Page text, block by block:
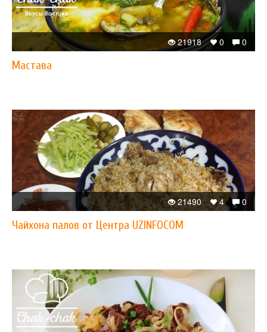
0
0
21918
Мастава
0
4
21490
Чайхона палов от Центра UZINFOCOM